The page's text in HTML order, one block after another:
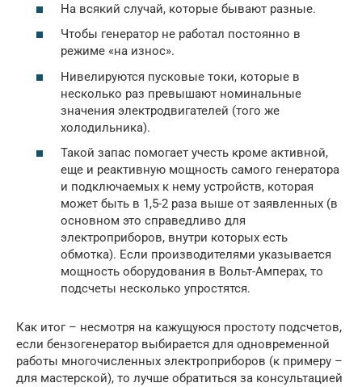
На всякий случай, которые бывают разные.
Чтобы генератор не работал постоянно в
режиме «на износ».
Нивелируются пусковые токи, которые в
несколько раз превышают номинальные
значения электродвигателей (того же
холодильника).
Такой запас помогает учесть кроме активной,
еще и реактивную мощность самого генератора
и подключаемых к нему устройств, которая
может быть в 1,5-2 раза выше от заявленных (в
основном это справедливо для
электроприборов, внутри которых есть
обмотка). Если производителями указывается
мощность оборудования в Вольт-Амперах, то
подсчеты несколько упростятся.
Как итог – несмотря на кажущуюся простоту подсчетов,
если бензогенератор выбирается для одновременной
работы многочисленных электроприборов (к примеру –
для мастерской), то лучше обратиться за консультацией